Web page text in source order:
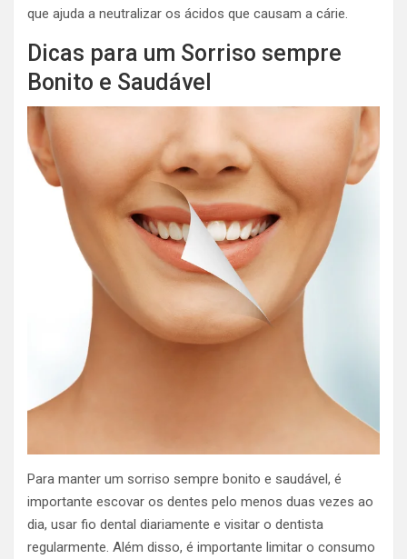
que ajuda a neutralizar os ácidos que causam a cárie.
Dicas para um Sorriso sempre
Bonito e Saudável
Para manter um sorriso sempre bonito e saudável, é
importante escovar os dentes pelo menos duas vezes ao
dia, usar fio dental diariamente e visitar o dentista
regularmente. Além disso, é importante limitar o consumo